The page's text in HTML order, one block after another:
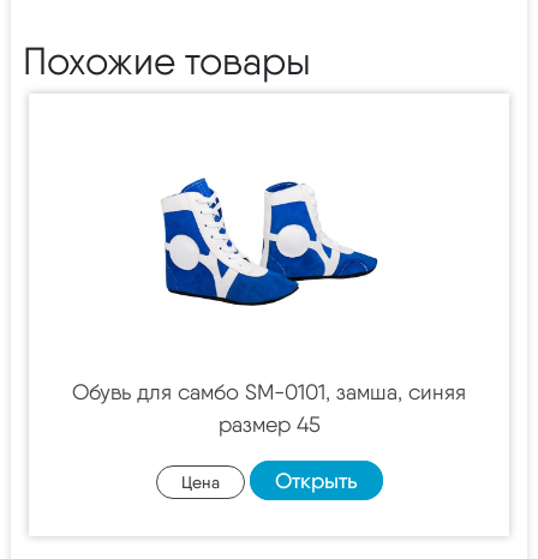
Похожие товары
Обувь для самбо SM-0101, замша, синяя
размер 45
Цена Открыть